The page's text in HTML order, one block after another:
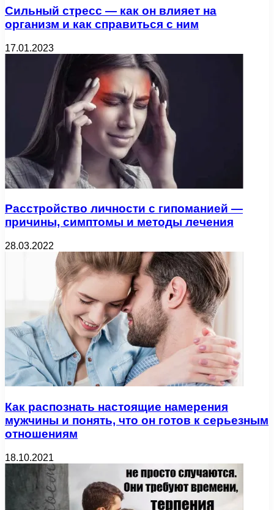
Сильный стресс — как он влияет на
организм и как справиться с ним
17.01.2023
Расстройство личности с гипоманией —
причины, симптомы и методы лечения
28.03.2022
Как распознать настоящие намерения
мужчины и понять, что он готов к серьезным
отношениям
18.10.2021